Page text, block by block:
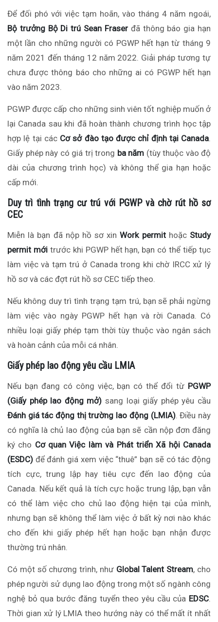
Để đối phó với việc tạm hoãn, vào tháng 4 năm ngoái,
Bộ trưởng Bộ Di trú Sean Fraserđã thông báo gia hạn
một lần cho những người có PGWP hết hạn từ tháng 9
năm 2021 đến tháng 12 năm 2022. Giải pháp tương tự
chưa được thông báo cho những ai có PGWP hết hạn
vào năm 2023.
PGWP được cấp cho những sinh viên tốt nghiệp muốn ở
lại Canada sau khi đã hoàn thành chương trình học tập
hợp lệ tại các Cơ sở đào tạo được chỉ định tại Canada.
Giấy phép này có giá trị trong ba năm (tùy thuộc vào độ
dài của chương trình học) và không thể gia hạn hoặc
cấp mới.
Duy trì tình trạng cư trú với PGWP và chờ rút hồ sơ
CEC
Miễn là bạn đã nộp hồ sơ xinWork permithoặc Study
permit mớitrước khi PGWP hết hạn, bạn có thể tiếp tục
làm việc và tạm trú ở Canada trong khi chờ IRCC xử lý
hồ sơ và các đợt rút hồ sơ CEC tiếp theo.
Nếu không duy trì tình trạng tạm trú, bạn sẽ phải ngừng
làm việc vào ngày PGWP hết hạn và rời Canada. Có
nhiều loại giấy phép tạm thời tùy thuộc vào ngân sách
và hoàn cảnh của mỗi cá nhân.
Giấy phép lao động yêu cầu LMIA
Nếu bạn đang có công việc, bạn có thể đổi từ PGWP
(Giấy phép lao động mở) sang loại giấy phép yêu cầu
Đánh giá tác động thị trường lao động (LMIA). Điều này
có nghĩa là chủ lao động của bạn sẽ cần nộp đơn đăng
ký cho Cơ quan Việc làm và Phát triển Xã hội Canada
(ESDC) để đánh giá xem việc “thuê” bạn sẽ có tác động
tích cực, trung lập hay tiêu cực đến lao động của
Canada. Nếu kết quả là tích cực hoặc trung lập, bạn vẫn
có thể làm việc cho chủ lao động hiện tại của mình,
nhưng bạn sẽ không thể làm việc ở bất kỳ nơi nào khác
cho đến khi giấy phép hết hạn hoặc bạn nhậnđược
thường trú nhân.
Có một số chương trình, như Global Talent Stream, cho
phép người sử dụng lao động trong một số ngành công
nghệ bỏ qua bước đăng tuyển theo yêu cầu của EDSC.
Thời gian xử lý LMIA theo hướng này có thể mất ít nhất